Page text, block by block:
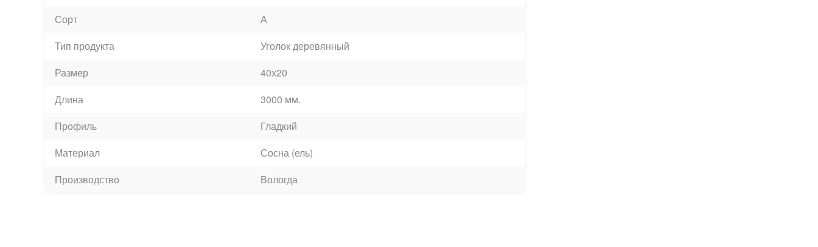
Сорт
А
Тип продукта
Уголок деревянный
Размер
40х20
Длина
3000 мм.
Профиль
Гладкий
Материал
Сосна (ель)
Производство
Вологда